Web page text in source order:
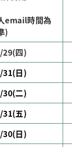
email時間為
)
29(四)
31(日)
30(二)
31(五)
30(日)